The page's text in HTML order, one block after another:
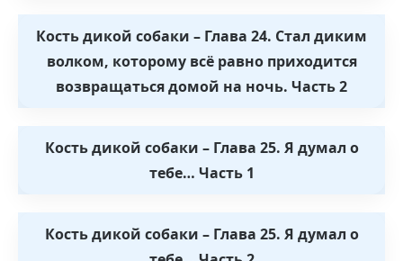
Кость дикой собаки – Глава 24. Стал диким
волком, которому всё равно приходится
возвращаться домой на ночь. Часть 2
Кость дикой собаки – Глава 25. Я думал о
тебе… Часть 1
Кость дикой собаки – Глава 25. Я думал о